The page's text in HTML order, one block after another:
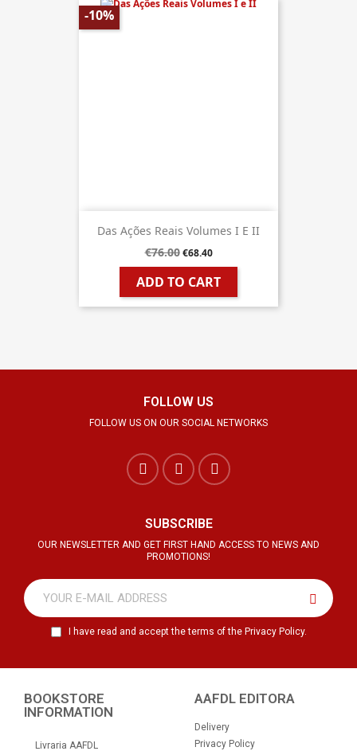
Das Ações Reais Volumes I E II
€76.00 €68.40
ADD TO CART
-10%
FOLLOW US
FOLLOW US ON OUR SOCIAL NETWORKS
SUBSCRIBE
OUR NEWSLETTER AND GET FIRST HAND ACCESS TO NEWS AND
PROMOTIONS!
I have read and accept the terms of the Privacy Policy.
BOOKSTORE
INFORMATION
Livraria AAFDL
AAFDL EDITORA
Delivery
Privacy Policy